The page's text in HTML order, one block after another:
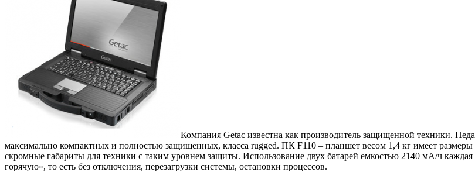
Компания Getac известна как производитель защищенной техники.
максимально компактных и полностью защищенных, класса rugged. ПК F110 – планшет весом 1,4 кг имеет
скромные габариты для техники с таким уровнем защиты. Использование двух батарей емкостью 2140 мА/ч
горячую», то есть без отключения, перезагрузки системы, остановки процессов.